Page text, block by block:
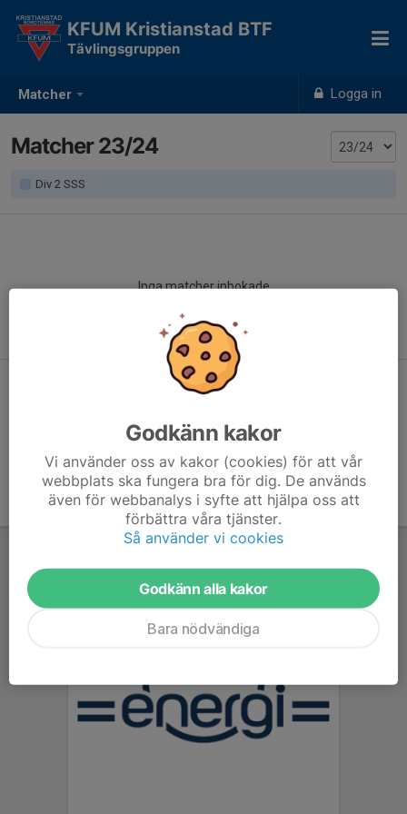
Matcher Logga in
KFUM Kristianstad BTF
Tävlingsgruppen
Matcher 23/24
Div 2 SSS
Inga matcher inbokade
Godkänn kakor
Vi använder oss av kakor (cookies) för att vår
webbplats ska fungera bra för dig. De används
även för webbanalys i syfte att hjälpa oss att
förbättra våra tjänster.
Så använder vi cookies
Godkänn alla kakor
Bara nödvändiga